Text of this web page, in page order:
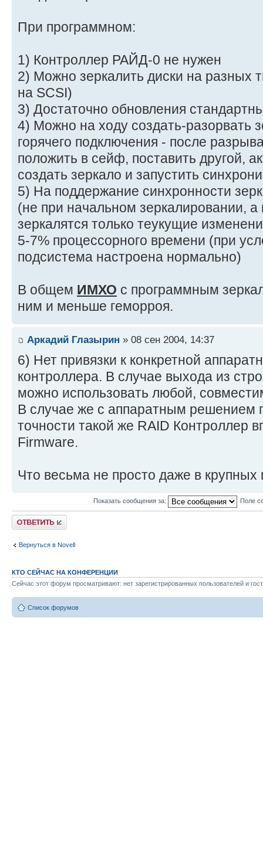
При программном:
1) Контроллер РАЙД-0 не нужен
2) Можно зеркалить диски на разных
на SCSI)
3) Достаточно обновления
4) Можно на ходу создать-разорвать
горячего подключения - после
положить в сейф, поставить другой,
создать зеркало и запустить
5) На поддержание синхронности
(не при начальном зеркалировании,
зеркалятся только теукущие
5-7% процессорного времени (при
подсистема настроена нормально)
В общем ИМХО с программным
ним и меньше геморроя.
Аркадий Глазырин » 08 сен 2004, 14:37
6) Нет привязки к конкретной
контроллера. В случае выхода из
можно использовать любой,
В случае же с аппаратным решением
точности такой же RAID Контроллер
Firmware.
Что весьма не просто даже в крупных
Показать сообщения за: Поле
Ответить
Вернуться в Novell
КТО СЕЙЧАС НА КОНФЕРЕНЦИИ
Сейчас этот форум просматривают: нет зарегистрированных пользователей и
Список форумов